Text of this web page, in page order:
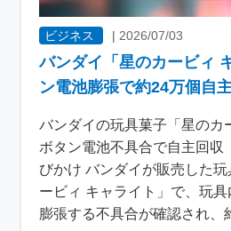
ビジネス | 2026/07/03
バンダイ「星のカービィ
ン電池膨張で約24万個自
バンダイの玩具菓子「星のカ
ボタン電池不具合で自主回
びかけ バンダイが販売した
ービィ キャライト」で、玩
膨張する不具合が確認され、